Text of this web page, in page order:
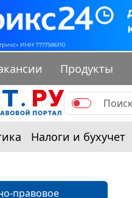
Продукты
Налоги и бухучет
правовое